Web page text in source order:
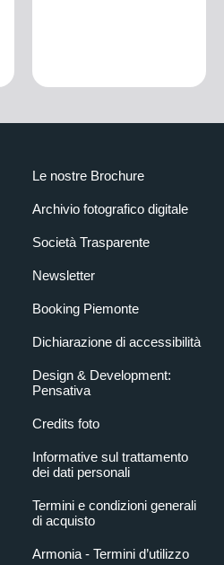
Le nostre Brochure
Archivio fotografico digitale
Società Trasparente
Newsletter
Booking Piemonte
Dichiarazione di accessibilità
Design & Development:
Pensativa
Credits foto
Informative sul trattamento
dei dati personali
Termini e condizioni generali
di acquisto
Armonia - Termini d’utilizzo